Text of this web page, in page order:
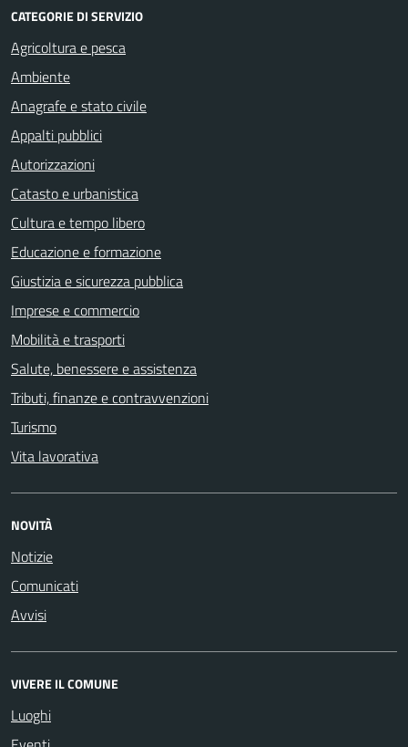
CATEGORIE DI SERVIZIO
Agricoltura e pesca
Ambiente
Anagrafe e stato civile
Appalti pubblici
Autorizzazioni
Catasto e urbanistica
Cultura e tempo libero
Educazione e formazione
Giustizia e sicurezza pubblica
Imprese e commercio
Mobilità e trasporti
Salute, benessere e assistenza
Tributi, finanze e contravvenzioni
Turismo
Vita lavorativa
NOVITÀ
Notizie
Comunicati
Avvisi
VIVERE IL COMUNE
Luoghi